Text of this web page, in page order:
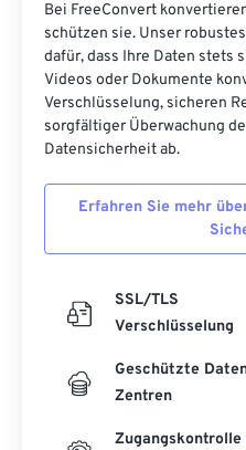
Bei FreeConvert
schützen sie. Unser
dafür, dass Ihre Daten stets
Videos oder Dokumente
Verschlüsselung, sicheren
sorgfältiger Überwachung
Datensicherheit ab.
Erfahren Sie mehr
SSL/TLS
Verschlüsselung
Geschützte
Zentren
Zugangskontrolle